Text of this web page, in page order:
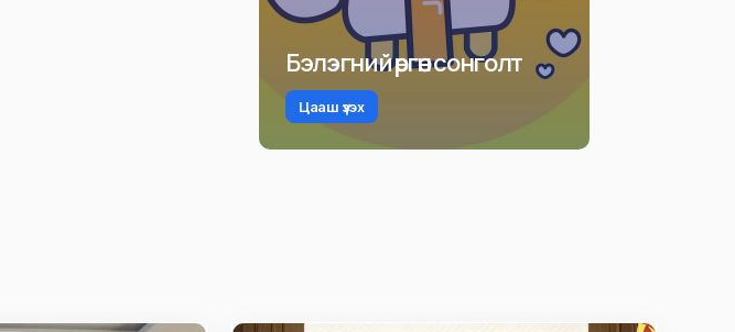
Бэлэгний өргөн сонголт
Цааш үзэх